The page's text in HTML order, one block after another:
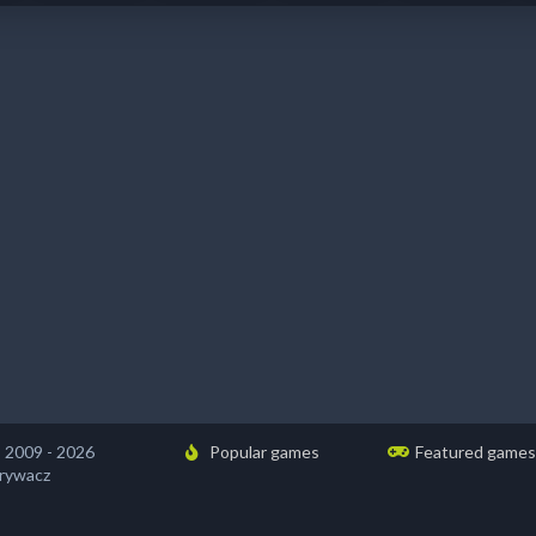
2009 - 2026
Popular games Featured games